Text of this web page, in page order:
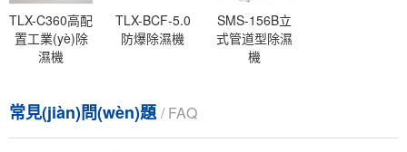
TLX-C360高配
置工業(yè)除
濕機
TLX-BCF-5.0
防爆除濕機
SMS-156B立
式管道型除濕
機
常見(jiàn)問(wèn)題/ FAQ